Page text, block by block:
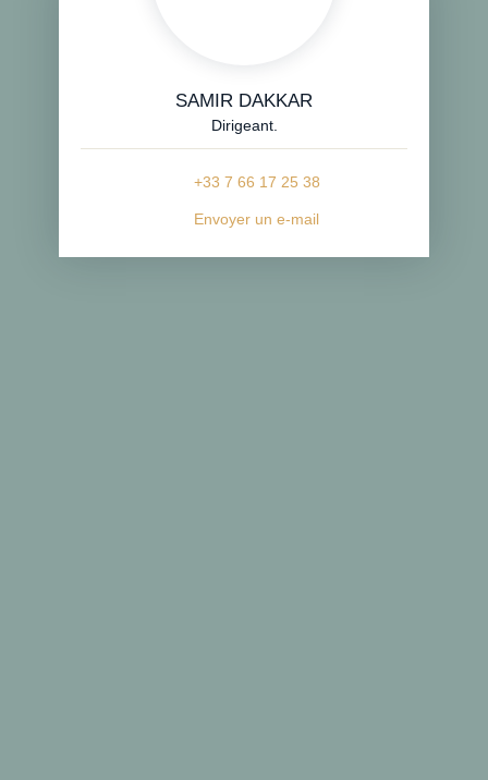
SAMIR DAKKAR
Dirigeant.
+33 7 66 17 25 38
Envoyer un e-mail